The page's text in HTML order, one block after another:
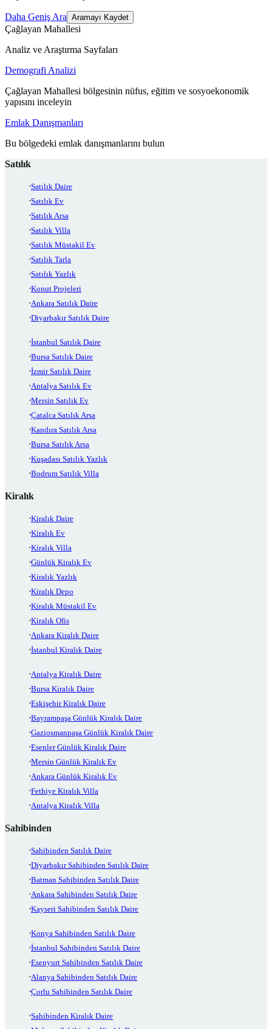
Daha Geniş Ara Aramayı Kaydet
Çağlayan Mahallesi
Analiz ve Araştırma Sayfaları
Demografi Analizi
Çağlayan Mahallesi bölgesinin nüfus, eğitim ve sosyoekonomik
yapısını inceleyin
Emlak Danışmanları
Bu bölgedeki emlak danışmanlarını bulun
Satılık
Satılık Daire
Satılık Ev
Satılık Arsa
Satılık Villa
Satılık Müstakil Ev
Satılık Tarla
Satılık Yazlık
Konut Projeleri
Ankara Satılık Daire
Diyarbakır Satılık Daire
İstanbul Satılık Daire
Bursa Satılık Daire
İzmir Satılık Daire
Antalya Satılık Ev
Mersin Satılık Ev
Çatalca Satılık Arsa
Kandıra Satılık Arsa
Bursa Satılık Arsa
Kuşadası Satılık Yazlık
Bodrum Satılık Villa
Kiralık
Kiralık Daire
Kiralık Ev
Kiralık Villa
Günlük Kiralık Ev
Kiralık Yazlık
Kiralık Depo
Kiralık Müstakil Ev
Kiralık Ofis
Ankara Kiralık Daire
İstanbul Kiralık Daire
Antalya Kiralık Daire
Bursa Kiralık Daire
Eskişehir Kiralık Daire
Bayrampaşa Günlük Kiralık Daire
Gaziosmanpaşa Günlük Kiralık Daire
Esenler Günlük Kiralık Daire
Mersin Günlük Kiralık Ev
Ankara Günlük Kiralık Ev
Fethiye Kiralık Villa
Antalya Kiralık Villa
Sahibinden
Sahibinden Satılık Daire
Diyarbakır Sahibinden Satılık Daire
Batman Sahibinden Satılık Daire
Ankara Sahibinden Satılık Daire
Kayseri Sahibinden Satılık Daire
Konya Sahibinden Satılık Daire
İstanbul Sahibinden Satılık Daire
Esenyurt Sahibinden Satılık Daire
Alanya Sahibinden Satılık Daire
Çorlu Sahibinden Satılık Daire
Sahibinden Kiralık Daire